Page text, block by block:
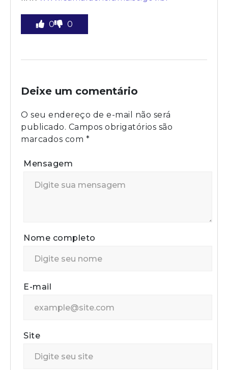
0 0
Deixe um comentário
O seu endereço de e-mail não será
publicado. Campos obrigatórios são
marcados com *
Mensagem
Nome completo
E-mail
Site